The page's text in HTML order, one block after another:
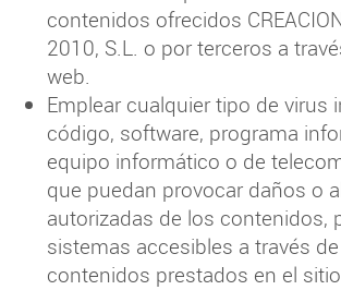
contenidos ofrecidos
2010, S.L. o por terceros a
web.
Emplear cualquier tipo de virus
código, software, programa
equipo informático o de
que puedan provocar daños o
autorizadas de los contenidos,
sistemas accesibles a través
contenidos prestados en el